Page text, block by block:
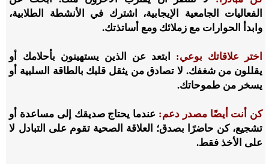
الفعاليات الجامعية الإيجابية، اشترك في الأنشطة الطلابية،
وابدأ الحوارات مع زملائك ومع أساتذتك.
اختر علاقاتك بوعي: ابتعد عن الذين يستهينون بأحلامك أو
يقللون من شغفك. لا تصادق من يثقل قلبك بالطاقة السلبية أو
يسخر من طموحاتك.
كن أنت أيضًا مصدر دعم: عندما يحتاج صديقك إلى مساعدة أو
تشجيع، كن حاضرًا بصدق؛ العلاقة الصحية تقوم على التبادل لا
على الأخذ فقط.